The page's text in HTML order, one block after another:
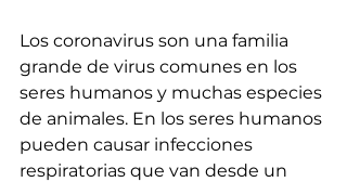
Los coronavirus son una familia
grande de virus comunes en los
seres humanos y muchas especies
de animales. En los seres humanos
pueden causar infecciones
respiratorias que van desde un